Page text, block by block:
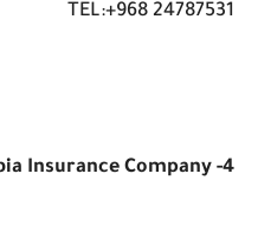
TEL:+968 24787531
4- Arabia Insurance Company